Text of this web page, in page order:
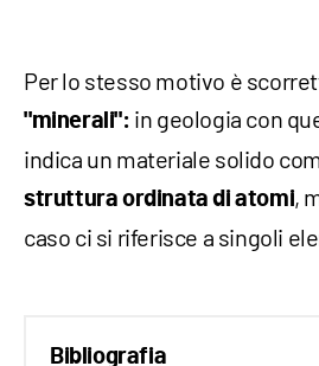
Per lo stesso motivo è
"minerali": in geologia con
indica un materiale solido
struttura ordinata di atomi,
caso ci si riferisce a singoli
Bibliografia